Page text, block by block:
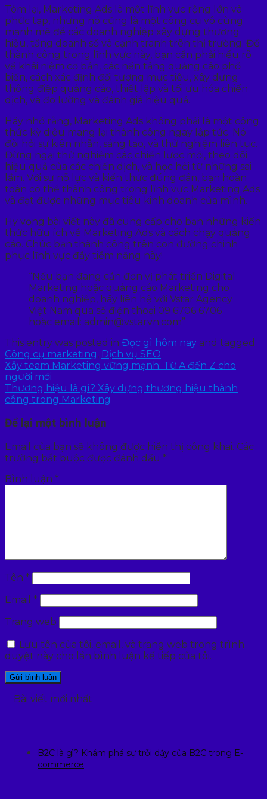
Tóm lại, Marketing Ads là một lĩnh vực rộng lớn và
phức tạp, nhưng nó cũng là một công cụ vô cùng
mạnh mẽ để các doanh nghiệp xây dựng thương
hiệu, tăng doanh số và cạnh tranh trên thị trường. Để
thành công trong lĩnh vực này, bạn cần phải hiểu rõ
về khái niệm cơ bản, các nền tảng quảng cáo phổ
biến, cách xác định đối tượng mục tiêu, xây dựng
thông điệp quảng cáo, thiết lập và tối ưu hóa chiến
dịch, và đo lường và đánh giá hiệu quả.
Hãy nhớ rằng, Marketing Ads không phải là một công
thức kỳ diệu mang lại thành công ngay lập tức. Nó
đòi hỏi sự kiên nhẫn, sáng tạo, và thử nghiệm liên tục.
Đừng ngại thử nghiệm các chiến lược mới, theo dõi
hiệu quả của các chiến dịch, và học hỏi từ những sai
lầm. Với sự nỗ lực và kiến thức đúng đắn, bạn hoàn
toàn có thể thành công trong lĩnh vực Marketing Ads
và đạt được những mục tiêu kinh doanh của mình.
Hy vọng bài viết này đã cung cấp cho bạn những kiến
thức hữu ích về Marketing Ads và cách chạy quảng
cáo. Chúc bạn thành công trên con đường chinh
phục lĩnh vực đầy tiềm năng này!
“Nếu bạn đang cần đơn vị phát triển Digital
Marketing hoặc quảng cáo Marketing cho
doanh nghiệp, hãy liên hệ với Vstar Agency
Việt Nam qua số điện thoại 09 6706 6706
hoặc email: admin@vstarvn.com”
This entry was posted in Đọc gì hôm nay and tagged
Công cụ marketing, Dịch vụ SEO.
Xây team Marketing vững mạnh: Từ A đến Z cho
người mới
Thương hiệu là gì? Xây dựng thương hiệu thành
công trong Marketing
Để lại một bình luận
Email của bạn sẽ không được hiển thị công khai. Các
trường bắt buộc được đánh dấu *
Bình luận *
Tên *
Email *
Trang web
Lưu tên của tôi, email, và trang web trong trình
duyệt này cho lần bình luận kế tiếp của tôi.
Bài viết mới nhất
B2C là gì? Khám phá sự trỗi dậy của B2C trong E-
commerce